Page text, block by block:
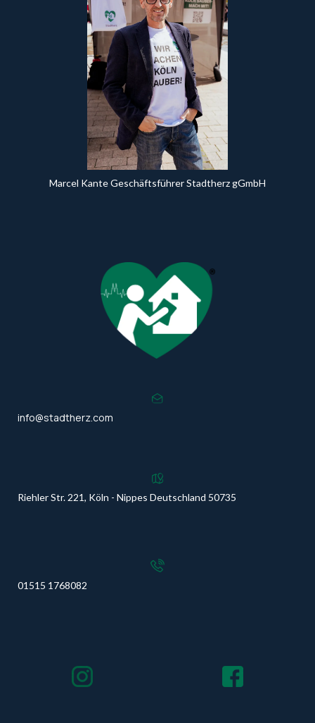
Marcel Kante Geschäftsführer Stadtherz gGmbH
info@stadtherz.com
Riehler Str. 221, Köln - Nippes Deutschland 50735
01515 1768082